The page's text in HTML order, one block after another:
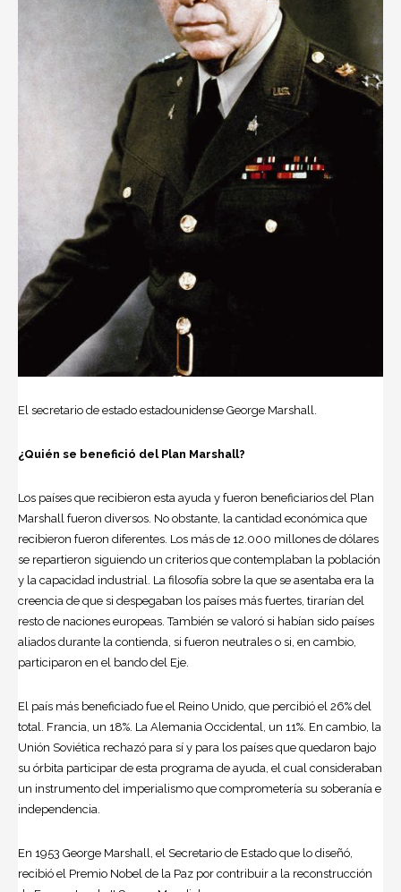
El secretario de estado estadounidense George Marshall.
¿Quién se benefició del Plan Marshall?
Los países que recibieron esta ayuda y fueron beneficiarios del Plan
Marshall fueron diversos. No obstante, la cantidad económica que
recibieron fueron diferentes. Los más de 12.000 millones de dólares
se repartieron siguiendo un criterios que contemplaban la población
y la capacidad industrial. La filosofía sobre la que se asentaba era la
creencia de que si despegaban los países más fuertes, tirarían del
resto de naciones europeas. También se valoró si habían sido países
aliados durante la contienda, si fueron neutrales o si, en cambio,
participaron en el bando del Eje.
El país más beneficiado fue el Reino Unido, que percibió el 26% del
total. Francia, un 18%. La Alemania Occidental, un 11%. En cambio, la
Unión Soviética rechazó para sí y para los países que quedaron bajo
su órbita participar de esta programa de ayuda, el cual consideraban
un instrumento del imperialismo que comprometería su soberanía e
independencia.
En 1953 George Marshall, el Secretario de Estado que lo diseñó,
recibió el Premio Nobel de la Paz por contribuir a la reconstrucción